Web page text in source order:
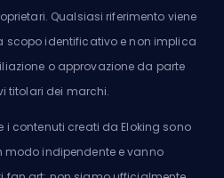
Qualsiasi riferimento viene
scopo identificativo e non implica
o approvazione da parte
titolari dei marchi.
i contenuti creati da Eloking sono
modo indipendente e vanno